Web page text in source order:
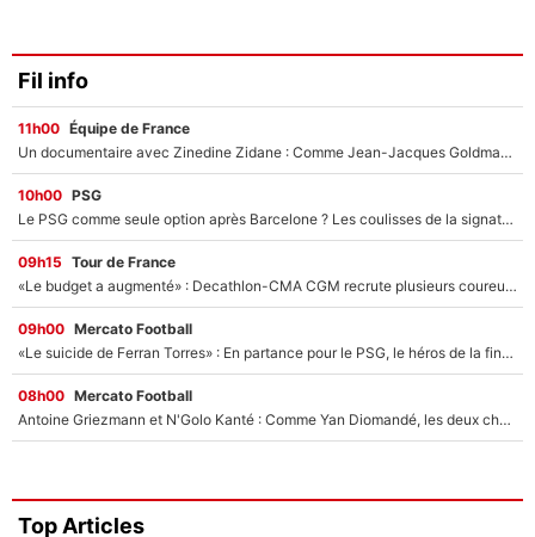
Fil info
11h00 Équipe de France
Un documentaire avec Zinedine Zidane : Comme Jean-Jacques Goldman et Mylène Farmer, le nouveau sélectionneur de l'équipe de France a recalé une journaliste très connue
10h00 PSG
Le PSG comme seule option après Barcelone ? Les coulisses de la signature historique de Lionel Messi sont révélées au grand jour !
09h15 Tour de France
«Le budget a augmenté» : Decathlon-CMA CGM recrute plusieurs coureurs pour offrir à Paul Seixas une équipe pour gagner le Tour de France 2027
09h00 Mercato Football
«Le suicide de Ferran Torres» : En partance pour le PSG, le héros de la finale de la Coupe du monde s'attire les foudres de la presse espagnole !
08h00 Mercato Football
Antoine Griezmann et N'Golo Kanté : Comme Yan Diomandé, les deux champions du monde ont refusé de signer au PSG !
Top Articles